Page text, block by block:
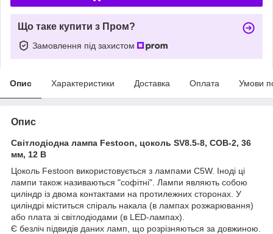
Що таке купити з Пром?
Замовлення під захистом
Опис Характеристики Доставка Оплата Умови
Опис
Світлодіодна лампа Festoon, цоколь SV8.5-8, COB-2, 36
мм, 12 В
Цоколь Festoon використовується з лампами C5W. Іноді ці
лампи також називаються "софітні". Лампи являють собою
циліндр із двома контактами на протилежних сторонах. У
циліндрі міститься спіраль накала (в лампах розжарювання)
або плата зі світлодіодами (в LED-лампах).
Є безліч підвидів даних ламп, що розрізняються за довжиною.